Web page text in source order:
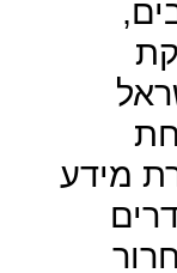
ל-2 שלבים,
מידע